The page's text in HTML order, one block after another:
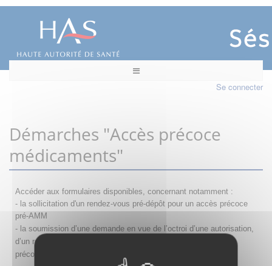
Se connecter
Démarches "Accès précoce
médicaments"
Accéder aux formulaires disponibles, concernant notamment :
- la sollicitation d'un rendez-vous pré-dépôt pour un accès précoce
pré-AMM
- la soumission d’une demande en vue de l’octroi d’une autorisation,
d’un renouvellement, d’une modification ou d’un retrait d'accès
précoce